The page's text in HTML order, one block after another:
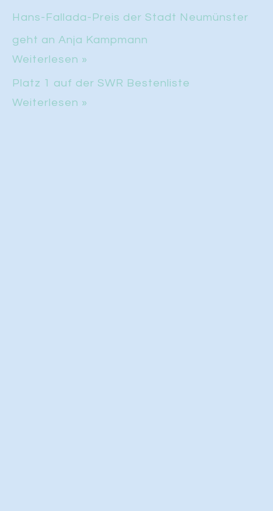
Hans-Fallada-Preis der Stadt Neumünster
geht an Anja Kampmann
Weiterlesen »
Platz 1 auf der SWR Bestenliste
Weiterlesen »